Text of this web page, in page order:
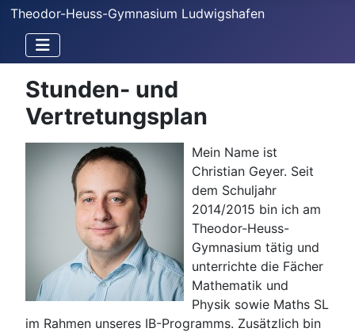
Theodor-Heuss-Gymnasium Ludwigshafen
Stunden- und
Vertretungsplan
Mein Name ist
Christian Geyer. Seit
dem Schuljahr
2014/2015 bin ich am
Theodor-Heuss-
Gymnasium tätig und
unterrichte die Fächer
Mathematik und
Physik sowie Maths SL
im Rahmen unseres IB-Programms. Zusätzlich bin